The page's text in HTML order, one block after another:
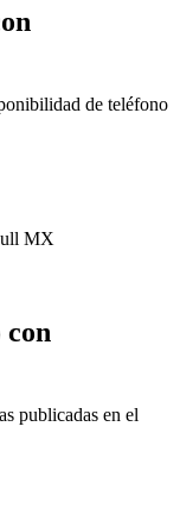
de teléfono
MX
publicadas en el